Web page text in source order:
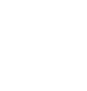
corromper en la
[dijeron los
guardias]: “¿Cuál
a quien se le
debería ser que
castiga a los que